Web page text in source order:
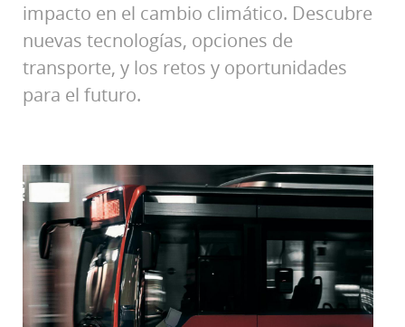
impacto en el cambio climático. Descubre
nuevas tecnologías, opciones de
transporte, y los retos y oportunidades
para el futuro.